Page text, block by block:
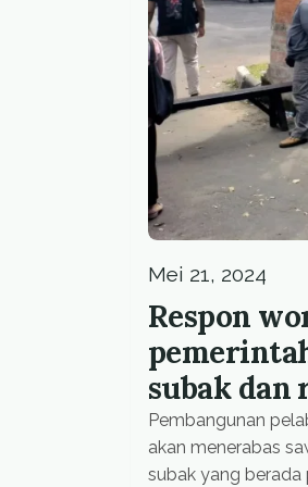
Mei 21, 2024
Respon
subak dan
Pembangunan
akan menerabas
subak yang berada pada wilayah